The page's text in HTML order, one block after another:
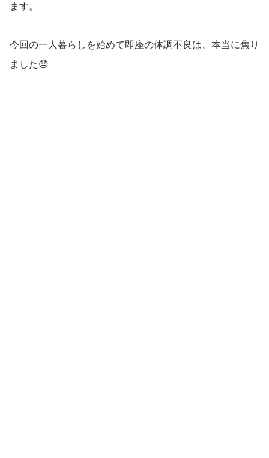
ます。
今回の一人暮らしを始めて即座の体調不良は、本当に焦り
ました😓